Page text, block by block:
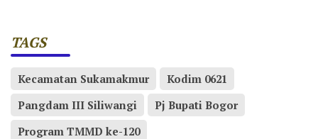
TAGS
Kecamatan Sukamakmur
Kodim 0621
Pangdam III Siliwangi
Pj Bupati Bogor
Program TMMD ke-120